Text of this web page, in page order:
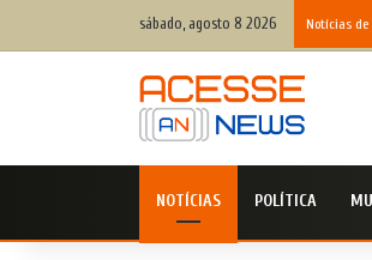
sábado, agosto 8 2026 Notícias
NOTÍCIAS POLÍTICA